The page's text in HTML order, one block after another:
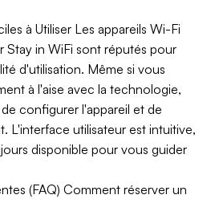
à Utiliser Les appareils Wi-Fi
Stay in WiFi sont réputés pour
d'utilisation. Même si vous
à l'aise avec la technologie,
configurer l'appareil et de
L'interface utilisateur est intuitive,
disponible pour vous guider
(FAQ) Comment réserver un